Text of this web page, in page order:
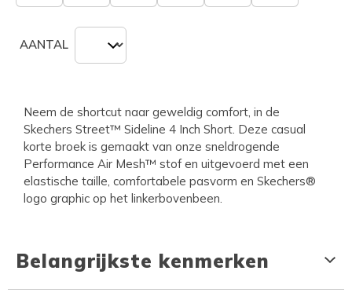
AANTAL
Neem de shortcut naar geweldig comfort, in de
Skechers Street™ Sideline 4 Inch Short. Deze casual
korte broek is gemaakt van onze sneldrogende
Performance Air Mesh™ stof en uitgevoerd met een
elastische taille, comfortabele pasvorm en Skechers®
logo graphic op het linkerbovenbeen.
Belangrijkste kenmerken